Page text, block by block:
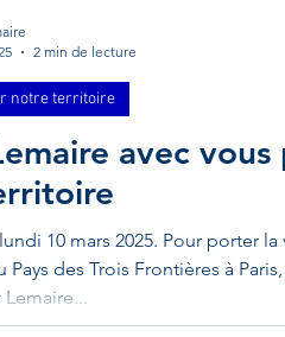
perdurer les liens
avec vous
10 mars 2025. Pour porter la
Pays des Trois Frontières à
notre territoire
2 min de lecture